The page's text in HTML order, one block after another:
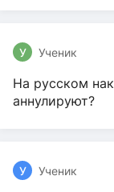
У Ученик
На русском
аннулируют?
У Ученик